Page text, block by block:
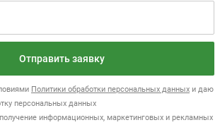
Отправить заявку
Политики обработки персональных данных и даю
персональных данных
информационных, маркетинговых и рекламных